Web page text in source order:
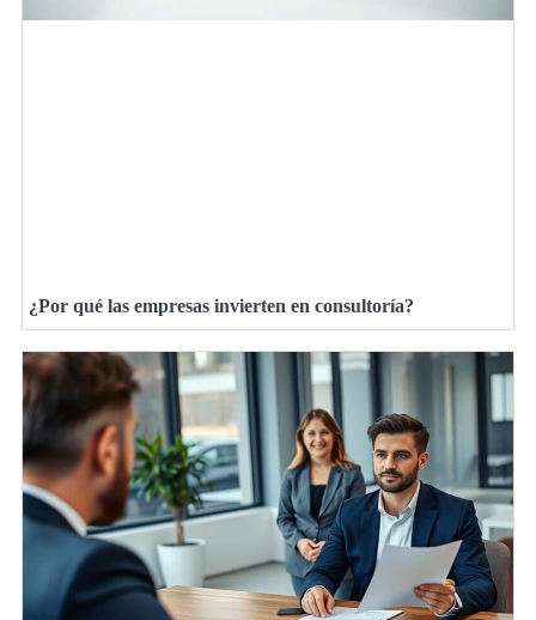
¿Por qué las empresas invierten en consultoría?